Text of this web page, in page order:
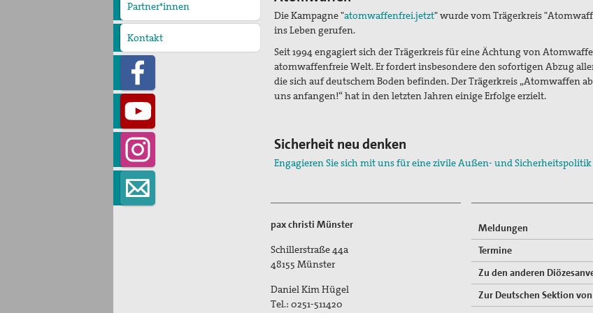
Partner*innen
Kontakt
Die Kampagne "atomwaffenfrei.jetzt" wurde vom Trägerkreis
ins Leben gerufen.
Seit 1994 engagiert sich der Trägerkreis für eine Ächtung von
atomwaffenfreie Welt. Er fordert insbesondere den sofortigen Abzug
die sich auf deutschem Boden befinden. Der Trägerkreis „Atomwaffen
uns anfangen!“ hat in den letzten Jahren einige Erfolge erzielt.
Sicherheit neu denken
Engagieren Sie sich mit uns für eine zivile Außen- und Sicherheitspolitik
pax christi Münster
Schillerstraße 44a
48155 Münster
Daniel Kim Hügel
Tel.: 0251-511420
Meldungen
Termine
Zu den anderen
Zur Deutschen Sektion